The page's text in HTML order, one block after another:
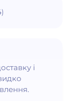
)
і